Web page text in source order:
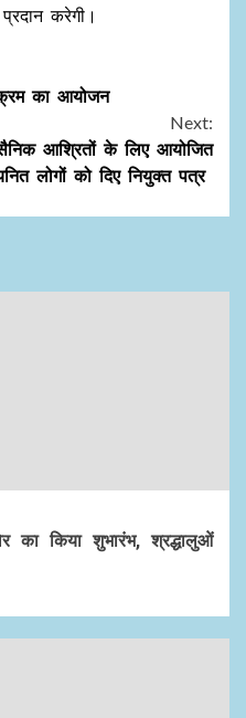
करेगी।
का आयोजन
Next:
आश्रितों के लिए आयोजित
लोगों को दिए नियुक्त पत्र
का किया शुभारंभ, श्रद्धालुओं